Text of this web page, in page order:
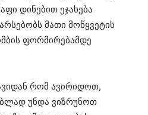
დინებით ეჯახება
მათი მოწყვეტის
ფორმირებამდე
რომ ავირიდოთ,
უნდა ვიზრუნოთ